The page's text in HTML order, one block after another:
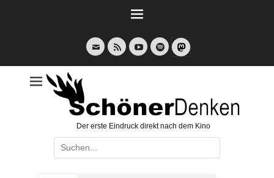
E-
Mail
Feed YouTubeSpotify
Der erste Eindruck direkt nach dem Kino
Suche
nach: